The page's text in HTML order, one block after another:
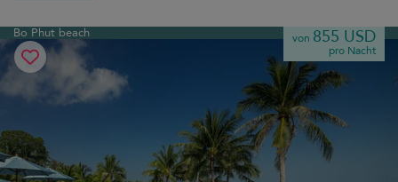
Bo Phut beach von 855 USD
pro Nacht